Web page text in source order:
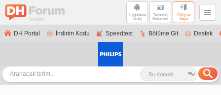
Uygulama
ile Aç
Teknoloji
Haberleri
Giriş ve
Kayıt
DH Portal İndirim Kodu Speedtest Bölüme Git Destek